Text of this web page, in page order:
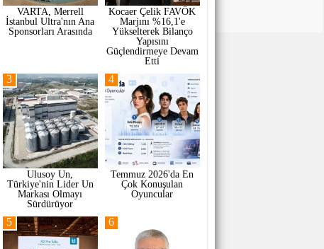
VARTA, Merrell
İstanbul Ultra'nın Ana
Sponsorları Arasında
Kocaer Çelik FAVÖK
Marjını %16,1'e
Yükselterek Bilanço
Yapısını
Güçlendirmeye Devam
Etti
Ulusoy Un,
Türkiye'nin Lider Un
Markası Olmayı
Sürdürüyor
3
Temmuz 2026'da En
Çok Konuşulan
Oyuncular
4
5 6